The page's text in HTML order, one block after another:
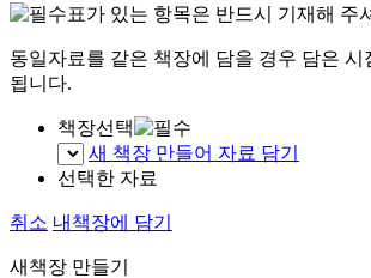
표가 있는 항목은 반드시 기재해 주
동일자료를 같은 책장에 담을 경우 담은 시
됩니다.
책장선택
새 책장 만들어 자료 담기
선택한 자료
취소 내책장에 담기
새책장 만들기